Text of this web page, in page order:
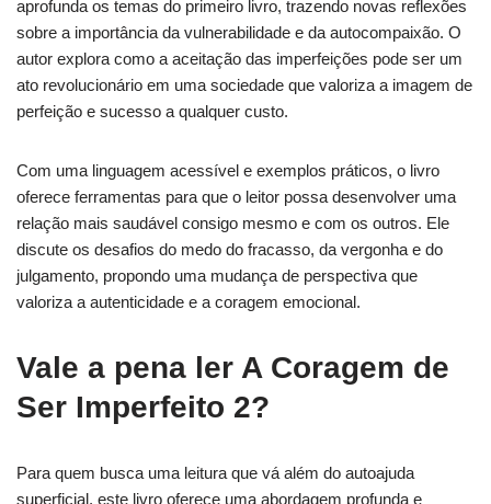
aprofunda os temas do primeiro livro, trazendo novas reflexões
sobre a importância da vulnerabilidade e da autocompaixão. O
autor explora como a aceitação das imperfeições pode ser um
ato revolucionário em uma sociedade que valoriza a imagem de
perfeição e sucesso a qualquer custo.
Com uma linguagem acessível e exemplos práticos, o livro
oferece ferramentas para que o leitor possa desenvolver uma
relação mais saudável consigo mesmo e com os outros. Ele
discute os desafios do medo do fracasso, da vergonha e do
julgamento, propondo uma mudança de perspectiva que
valoriza a autenticidade e a coragem emocional.
Vale a pena ler A Coragem de
Ser Imperfeito 2?
Para quem busca uma leitura que vá além do autoajuda
superficial, este livro oferece uma abordagem profunda e